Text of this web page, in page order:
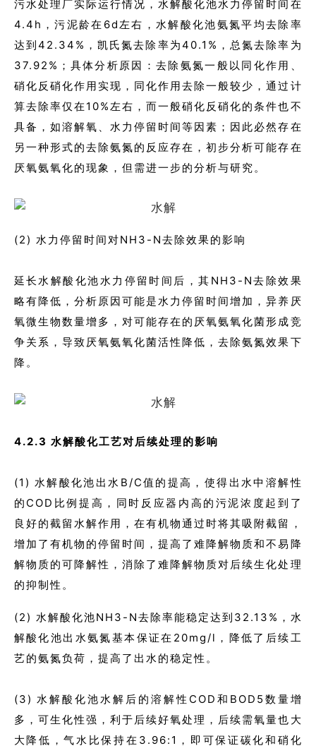
污水处理厂实际运行情况，水解酸化池水力停留时间在
4.4h，污泥龄在6d左右，水解酸化池氨氮平均去除率
达到42.34%，凯氏氮去除率为40.1%，总氮去除率为
37.92%；具体分析原因：去除氨氮一般以同化作用、
硝化反硝化作用实现，同化作用去除一般较少，通过计
算去除率仅在10%左右，而一般硝化反硝化的条件也不
具备，如溶解氧、水力停留时间等因素；因此必然存在
另一种形式的去除氨氮的反应存在，初步分析可能存在
厌氧氨氧化的现象，但需进一步的分析与研究。
(2) 水力停留时间对NH3-N去除效果的影响
延长水解酸化池水力停留时间后，其NH3-N去除效果
略有降低，分析原因可能是水力停留时间增加，异养厌
氧微生物数量增多，对可能存在的厌氧氨氧化菌形成竞
争关系，导致厌氧氨氧化菌活性降低，去除氨氮效果下
降。
4.2.3 水解酸化工艺对后续处理的影响
(1) 水解酸化池出水B/C值的提高，使得出水中溶解性
的COD比例提高，同时反应器内高的污泥浓度起到了
良好的截留水解作用，在有机物通过时将其吸附截留，
增加了有机物的停留时间，提高了难降解物质和不易降
解物质的可降解性，消除了难降解物质对后续生化处理
的抑制性。
(2) 水解酸化池NH3-N去除率能稳定达到32.13%，水
解酸化池出水氨氮基本保证在20mg/l，降低了后续工
艺的氨氮负荷，提高了出水的稳定性。
(3) 水解酸化池水解后的溶解性COD和BOD5数量增
多，可生化性强，利于后续好氧处理，后续需氧量也大
大降低，气水比保持在3.96:1，即可保证碳化和硝化